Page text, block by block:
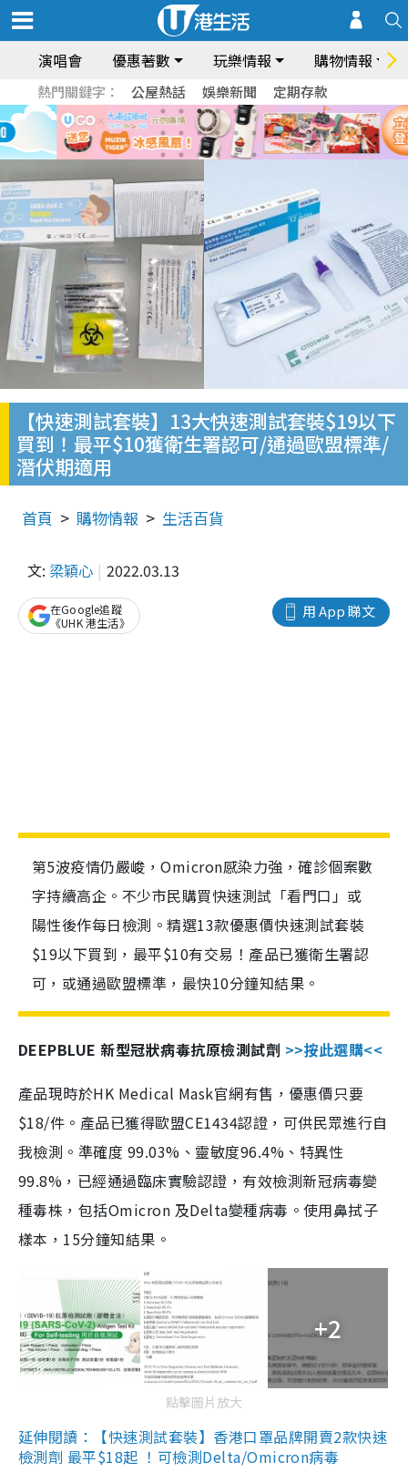
演唱會 優惠著數 玩樂情報 購物情報
熱門關鍵字： 公屋熱話 娛樂新聞 定期存款
【快速測試套裝】13大快速測試套裝$19以下
買到！最平$10獲衛生署認可/通過歐盟標準/
潛伏期適用
首頁 購物情報 生活百貨
文: 梁穎心 2022.03.13
用 App 睇文
在Google追蹤
《UHK 港生活》
第5波疫情仍嚴峻，Omicron感染力強，確診個案數
字持續高企。不少市民購買快速測試「看門口」或
陽性後作每日檢測。精選13款優惠價快速測試套裝
$19以下買到，最平$10有交易！產品已獲衛生署認
可，或通過歐盟標準，最快10分鐘知結果。
DEEPBLUE 新型冠狀病毒抗原檢測試劑 >>按此選購<<
產品現時於HK Medical Mask官網有售，優惠價只要
$18/件。產品已獲得歐盟CE1434認證，可供民眾進行自
我檢測。準確度 99.03%、靈敏度96.4%、特異性
99.8%，已經通過臨床實驗認證，有效檢測新冠病毒變
種毒株，包括Omicron 及Delta變種病毒。使用鼻拭子
樣本，15分鐘知結果。
+2
點擊圖片放大
延伸閱讀：【快速測試套裝】香港口罩品牌開賣2款快速
檢測劑 最平$18起 ！可檢測Delta/Omicron病毒